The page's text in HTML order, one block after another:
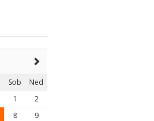
Sob
Ned
1
2
8
9